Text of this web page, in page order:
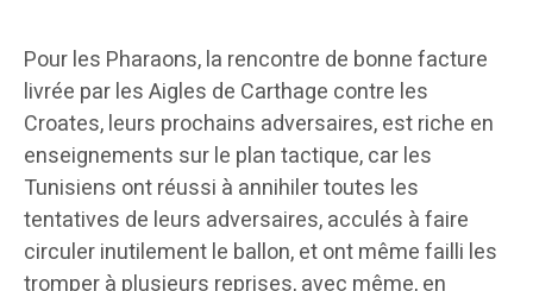
Pour les Pharaons, la rencontre de bonne facture
livrée par les Aigles de Carthage contre les
Croates, leurs prochains adversaires, est riche en
enseignements sur le plan tactique, car les
Tunisiens ont réussi à annihiler toutes les
tentatives de leurs adversaires, acculés à faire
circuler inutilement le ballon, et ont même failli les